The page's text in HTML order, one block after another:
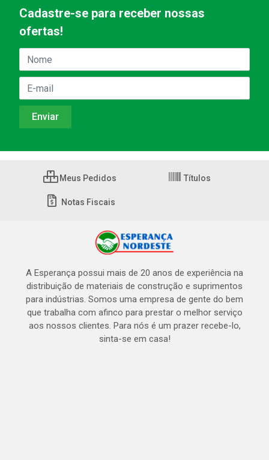
Cadastre-se para receber nossas
ofertas!
Meus Pedidos Títulos
Notas Fiscais
A Esperança possui mais de 20 anos de experiência na
distribuição de materiais de construção e suprimentos
para indústrias. Somos uma empresa de gente do bem
que trabalha com afinco para prestar o melhor serviço
aos nossos clientes. Para nós é um prazer recebe-lo,
sinta-se em casa!